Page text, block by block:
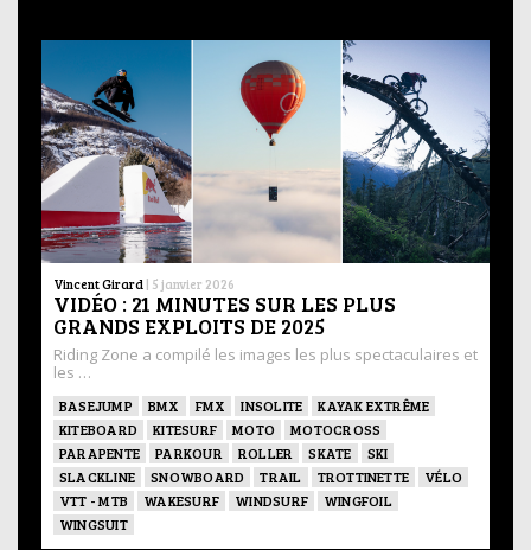
Vincent Girard | 5 janvier 2026
VIDÉO : 21 MINUTES SUR LES PLUS
GRANDS EXPLOITS DE 2025
Riding Zone a compilé les images les plus spectaculaires et
les …
BASEJUMP BMX FMX INSOLITE
KAYAK EXTRÊME
KITEBOARD
KITESURF MOTO
MOTOCROSS
PARAPENTE
PARKOUR ROLLER SKATE
SKI
SLACKLINE
SNOWBOARD TRAIL TROTTINETTE
VÉLO
VTT - MTB
WAKESURF WINDSURF
WINGFOIL
WINGSUIT